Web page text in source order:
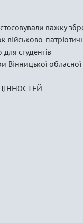
важку
студентів
Вінницької